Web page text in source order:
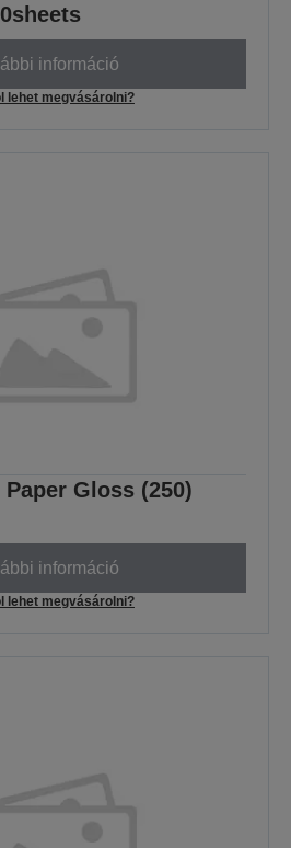
információ
lehet megvásárolni?
Gloss (250)
információ
lehet megvásárolni?